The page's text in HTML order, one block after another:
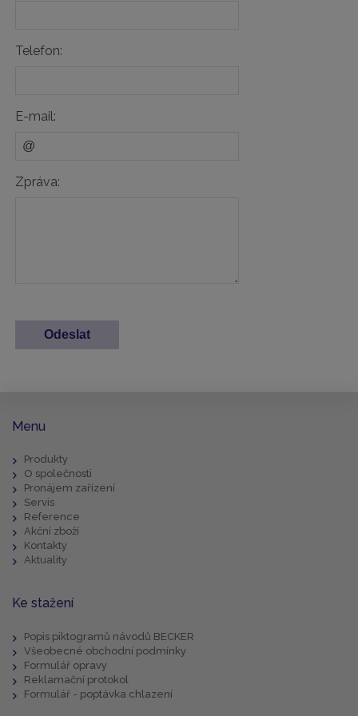
Telefon:
E-mail:
Zpráva:
Menu
Produkty
O společnosti
Pronájem zařízení
Servis
Reference
Akční zboží
Kontakty
Aktuality
Ke stažení
Popis piktogramů návodů BECKER
Všeobecné obchodní podmínky
Formulář opravy
Reklamační protokol
Formulář - poptávka chlazení